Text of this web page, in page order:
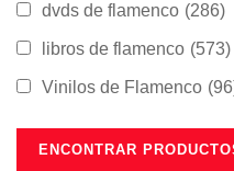
dvds de flamenco (286)
libros de flamenco (573)
Vinilos de Flamenco